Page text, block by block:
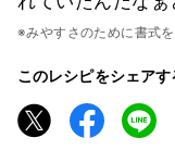
※みやすさのために書式
このレシピをシェアす